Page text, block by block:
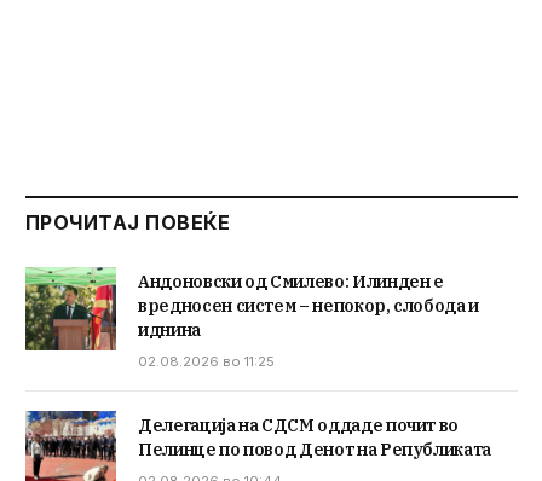
ПРОЧИТАЈ ПОВЕЌЕ
Андоновски од Смилево: Илинден е
вредносен систем – непокор, слобода и
иднина
02.08.2026 во 11:25
Делегација на СДСМ оддаде почит во
Пелинце по повод Денот на Републиката